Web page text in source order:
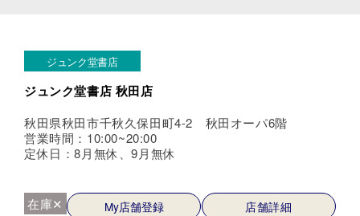
ジュンク堂書店
ジュンク堂書店 秋田店
秋田県秋田市千秋久保田町4-2 秋田オーパ6階
営業時間：10:00~20:00
定休日：8月無休、9月無休
在庫✕ My店舗登録 店舗詳細